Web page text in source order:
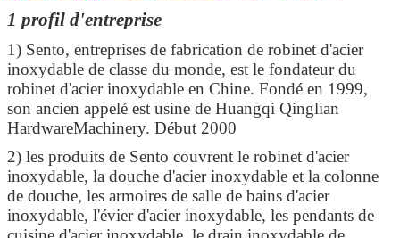
1 profil d'entreprise
1) Sento, entreprises de fabrication de robinet d'acier
inoxydable de classe du monde, est le fondateur du
robinet d'acier inoxydable en Chine. Fondé en 1999,
son ancien appelé est usine de Huangqi Qinglian
HardwareMachinery. Début 2000
2) les produits de Sento couvrent le robinet d'acier
inoxydable, la douche d'acier inoxydable et la colonne
de douche, les armoires de salle de bains d'acier
inoxydable, l'évier d'acier inoxydable, les pendants de